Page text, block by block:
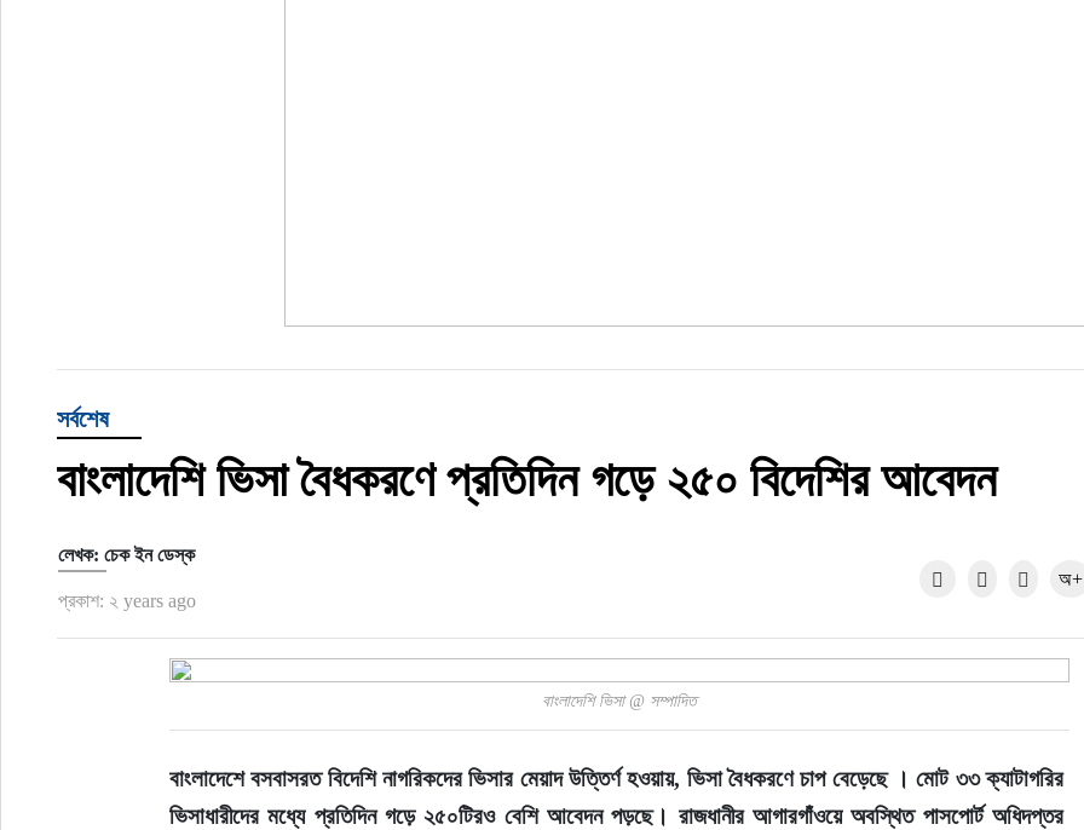
সর্বশেষ
বাংলাদেশি ভিসা বৈধকরণে প্রতিদিন গড়ে ২৫০ বিদেশির আবেদন
লেখক: চেক ইন ডেস্ক
প্রকাশ: ২ years ago
অ+
বাংলাদেশি ভিসা @ সম্পাদিত
বাংলাদেশে বসবাসরত বিদেশি নাগরিকদের ভিসার মেয়াদ উত্তির্ণ হওয়ায়, ভিসা বৈধকরণে চাপ বেড়েছে । মোট ৩৩ ক্যাটাগরির
ভিসাধারীদের মধ্যে প্রতিদিন গড়ে ২৫০টিরও বেশি আবেদন পড়ছে। রাজধানীর আগারগাঁওয়ে অবস্থিত পাসপোর্ট অধিদপ্তর